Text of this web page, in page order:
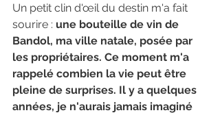
Un petit clin d'œil du destin m'a fait
sourire : une bouteille de vin de
Bandol, ma ville natale, posée par
les propriétaires. Ce moment m'a
rappelé combien la vie peut être
pleine de surprises. Il y a quelques
années, je n'aurais jamais imaginé